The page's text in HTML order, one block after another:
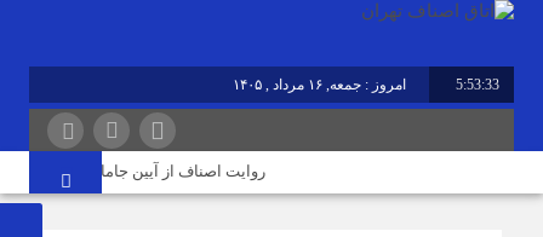
5:53:34 امروز : جمعه, ۱۶ مرداد , ۱۴۰۵
روایت اصناف از آیین جاماندگان اربعین